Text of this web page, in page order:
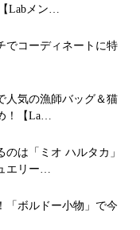
Labメン…
でコーディネートに特
人気の漁師バッグ＆猫
！【La…
は「ミオ ハルタカ」
エリー…
「ボルドー小物」で今